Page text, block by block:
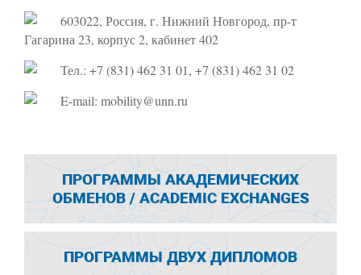
603022, Россия, г. Нижний Новгород, пр-т
Гагарина 23, корпус 2, кабинет 402
Тел.: +7 (831) 462 31 01, +7 (831) 462 31 02
E-mail: mobility@unn.ru
ПРОГРАММЫ АКАДЕМИЧЕСКИХ
ОБМЕНОВ / ACADEMIC EXCHANGES
ПРОГРАММЫ ДВУХ ДИПЛОМОВ